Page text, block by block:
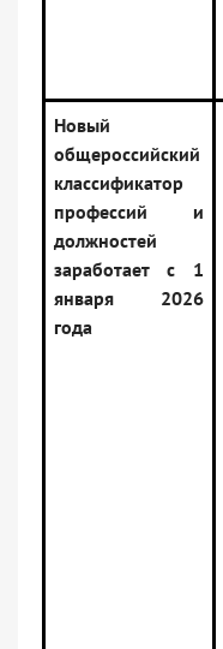
Новый
общероссийский
классификатор
профессий и
должностей
заработает с 1
января 2026
года